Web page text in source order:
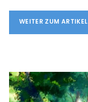
WEITER ZUM ARTIKEL